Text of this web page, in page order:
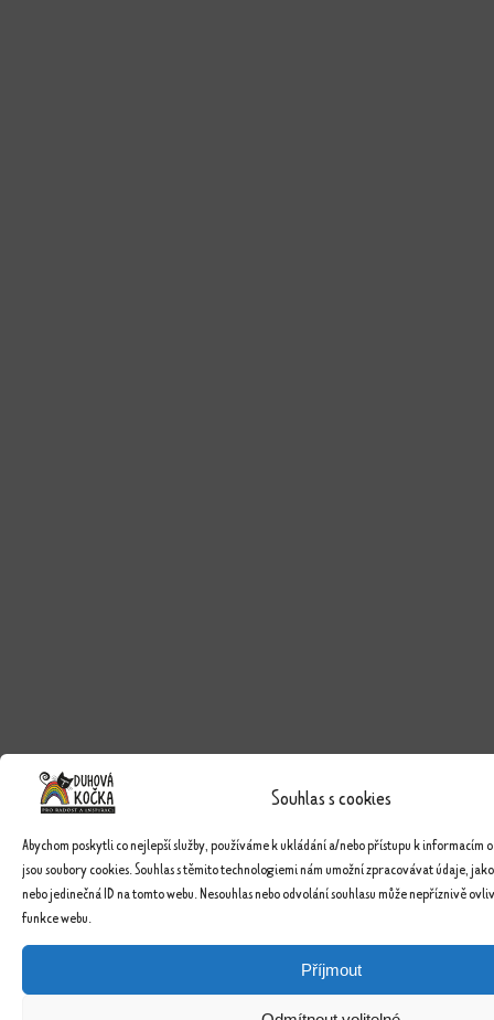
Souhlas s cookies
Abychom poskytli co nejlepší služby, používáme k ukládání a/nebo přístupu k informacím
jsou soubory cookies. Souhlas s těmito technologiemi nám umožní zpracovávat údaje,
nebo jedinečná ID na tomto webu. Nesouhlas nebo odvolání souhlasu může nepříznivě
funkce webu.
Příjmout